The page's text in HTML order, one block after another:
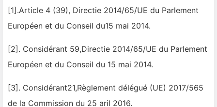
[1].Article 4 (39), Directie 2014/65/UE du Parlement
Européen et du Conseil du15 mai 2014.
[2]. Considérant 59,Directie 2014/65/UE du Parlement
Européen et du Conseil du 15 mai 2014.
[3]. Considérant21,Règlement délégué (UE) 2017/565
de la Commission du 25 aril 2016.